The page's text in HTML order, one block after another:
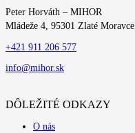
Peter Horváth – MIHOR
Mládeže 4, 95301 Zlaté Moravce
+421 911 206 577
info@mihor.sk
DÔLEŽITÉ ODKAZY
O nás